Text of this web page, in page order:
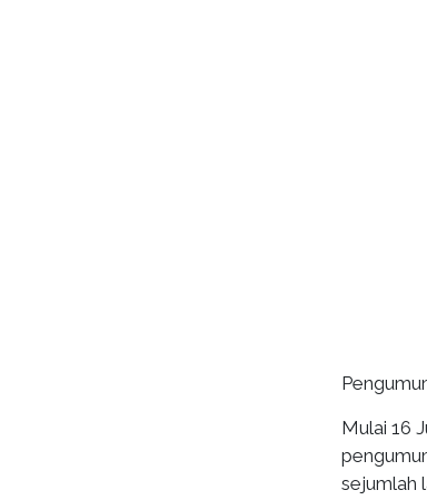
Mulai 16
sejumlah